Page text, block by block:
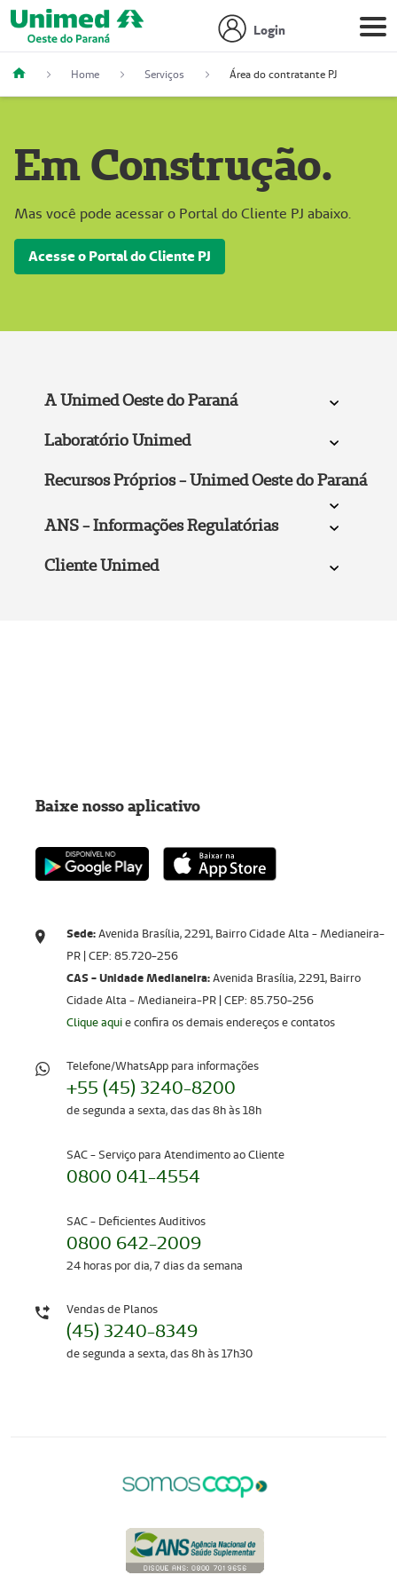
Login
Home Serviços Área do contratante PJ
Em Construção.
Mas você pode acessar o Portal do Cliente PJ abaixo.
Acesse o Portal do Cliente PJ
A Unimed Oeste do Paraná
Laboratório Unimed
Recursos Próprios - Unimed Oeste do Paraná
ANS - Informações Regulatórias
Cliente Unimed
Sede:Avenida Brasília, 2291, Bairro Cidade Alta - Medianeira-
PR | CEP: 85.720-256​​​​​​​
CAS - Unidade Medianeira:Avenida Brasília, 2291, Bairro
Cidade Alta - Medianeira-PR | CEP: 85.750-256
Clique aquie confira os demais endereços e contatos
Telefone/WhatsApp para informações
+55 (45) 3240-8200
de segunda a sexta, das das 8h às 18h
SAC - Serviço para Atendimento ao Cliente
0800 041-4554
SAC - Deficientes Auditivos
0800 642-2009
24 horas por dia, 7 dias da semana
Vendas de Planos
(45) 3240-8349
de segunda a sexta, das 8h às 17h30
Baixe nosso aplicativo